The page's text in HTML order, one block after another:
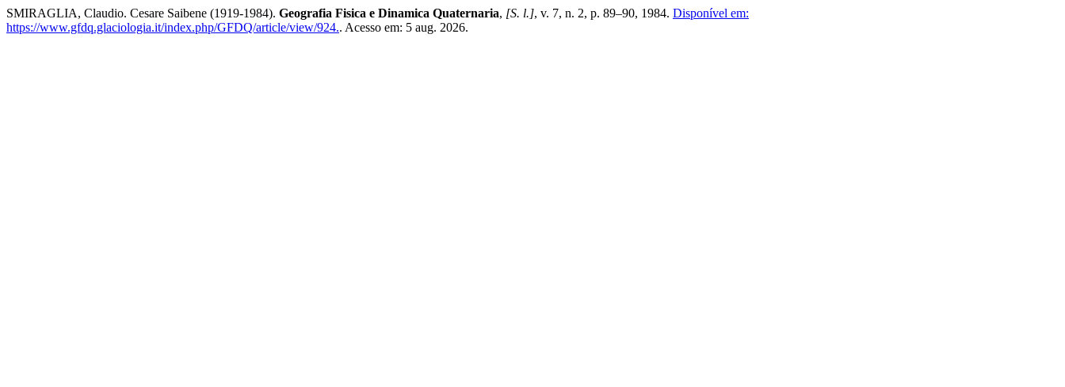
SMIRAGLIA, Claudio. Cesare Saibene (1919-1984). Geografia Fisica e Dinamica Quaternaria, [S. l.], v. 7, n. 2, p. 89–90, 1984. Disponível em:
https://www.gfdq.glaciologia.it/index.php/GFDQ/article/view/924.. Acesso em: 5 aug. 2026.